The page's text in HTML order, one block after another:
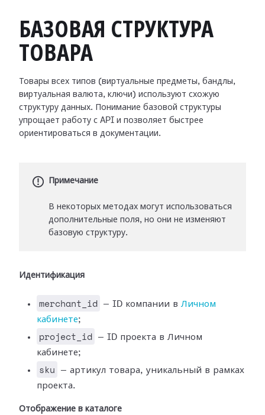
БАЗОВАЯ СТРУКТУРА
ТОВАРА
Товары всех типов (виртуальные предметы, бандлы,
виртуальная валюта, ключи) используют схожую
структуру данных. Понимание базовой структуры
упрощает работу с API и позволяет быстрее
ориентироваться в документации.
Примечание
В некоторых методах могут использоваться
дополнительные поля, но они не изменяют
базовую структуру.
Идентификация
merchant_id — ID компании в Личном
кабинете;
project_id
— ID проекта в Личном
кабинете;
sku
— артикул товара, уникальный в рамках
проекта.
Отображение в каталоге